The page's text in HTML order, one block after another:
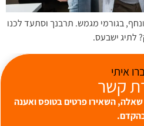
בגורמי מגמש. תרבנך וסתעד לכנו
לתיג ישבעס.
איתי
קשר
השאירו פרטים בטופס ואענה